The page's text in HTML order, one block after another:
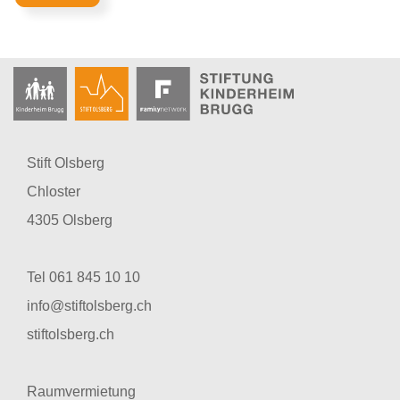
Stift Olsberg
Chloster
4305 Olsberg
Tel 061 845 10 10
info@stiftolsberg.ch
stiftolsberg.ch
Raumvermietung